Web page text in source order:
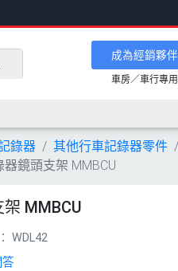
成為經銷夥伴
車房／車行專用
錄器 其他行車記錄器零件
器鏡頭支架 MMBCU
MMBCU
WDL42
答